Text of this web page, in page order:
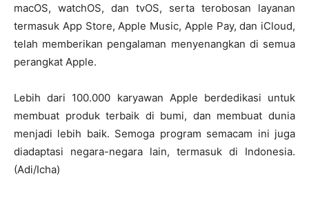
macOS, watchOS, dan tvOS, serta terobosan layanan
termasuk App Store, Apple Music, Apple Pay, dan iCloud,
telah memberikan pengalaman menyenangkan di semua
perangkat Apple.
Lebih dari 100.000 karyawan Apple berdedikasi untuk
membuat produk terbaik di bumi, dan membuat dunia
menjadi lebih baik. Semoga program semacam ini juga
diadaptasi negara-negara lain, termasuk di Indonesia.
(Adi/Icha)